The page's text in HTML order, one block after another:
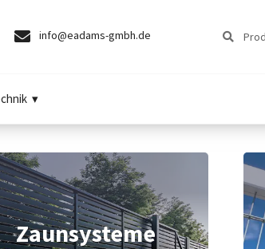
info@eadams-gmbh.de
nach:
Zaunsysteme